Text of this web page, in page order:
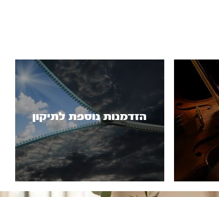
הזדמנות נוספת לתיקון